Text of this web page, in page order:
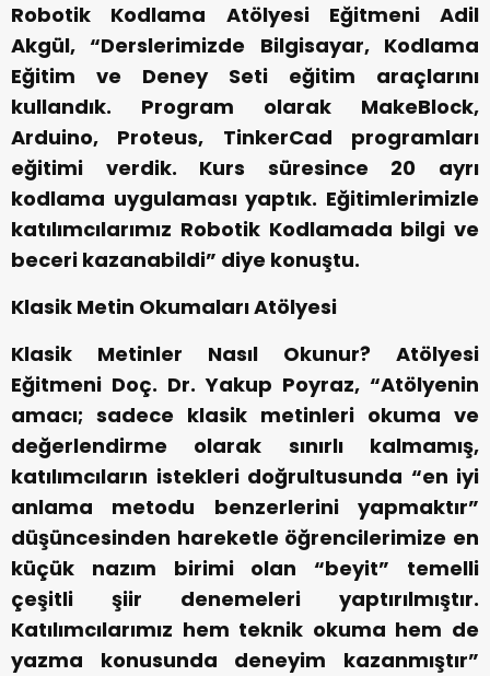
Robotik Kodlama Atölyesi Eğitmeni Adil
Akgül, “Derslerimizde Bilgisayar, Kodlama
Eğitim ve Deney Seti eğitim araçlarını
kullandık. Program olarak MakeBlock,
Arduino, Proteus, TinkerCad programları
eğitimi verdik. Kurs süresince 20 ayrı
kodlama uygulaması yaptık. Eğitimlerimizle
katılımcılarımız Robotik Kodlamada bilgi ve
beceri kazanabildi” diye konuştu.
Klasik Metin Okumaları Atölyesi
Klasik Metinler Nasıl Okunur? Atölyesi
Eğitmeni Doç. Dr. Yakup Poyraz, “Atölyenin
amacı; sadece klasik metinleri okuma ve
değerlendirme olarak sınırlı kalmamış,
katılımcıların istekleri doğrultusunda “en iyi
anlama metodu benzerlerini yapmaktır”
düşüncesinden hareketle öğrencilerimize en
küçük nazım birimi olan “beyit” temelli
çeşitli şiir denemeleri yaptırılmıştır.
Katılımcılarımız hem teknik okuma hem de
yazma konusunda deneyim kazanmıştır”